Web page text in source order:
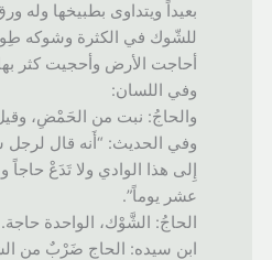
بعيداً ويتداوى بطبيخها وله
للشّوك في الكثرة وشوكه
أحاجت الأرض وأحجيت كثر
وفي اللسان:
والحاجُ: نبت من الحَمْضِ،
وفي الحديث: “أَنه قال لرجل
إِلى هذا الوادي ولا تَدَعْ حاجاً
عشر يوماً”.
الحاجُ: الشَّوْك، الواحدة حاجة.
ابن سيده: الحاج ضَرْبٌ من